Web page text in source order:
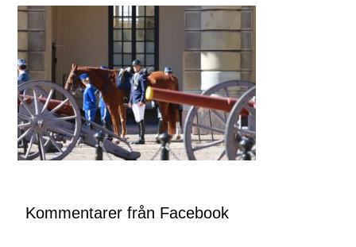
Kommentarer från Facebook